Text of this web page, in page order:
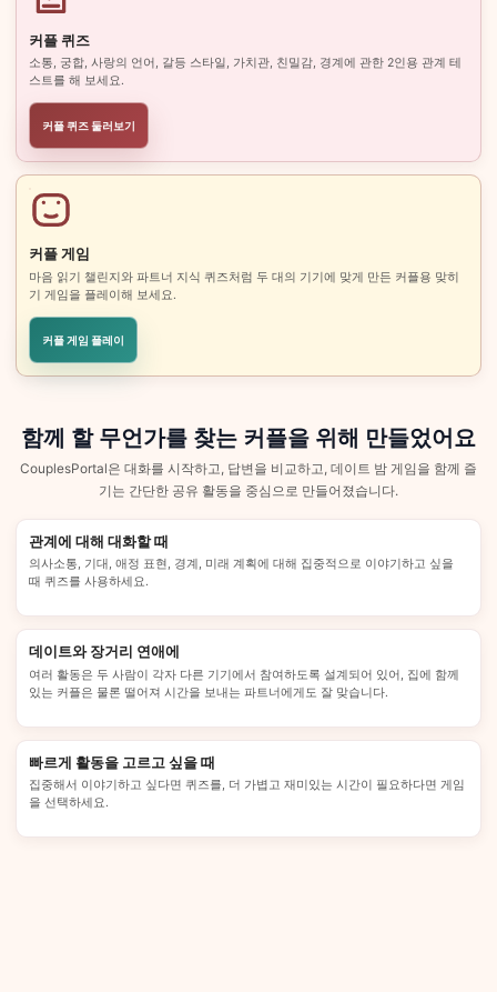
커플 퀴즈
소통, 궁합, 사랑의 언어, 갈등 스타일, 가치관, 친밀감, 경계에 관한 2인용 관계 테
스트를 해 보세요.
커플 퀴즈 둘러보기
커플 게임
마음 읽기 챌린지와 파트너 지식 퀴즈처럼 두 대의 기기에 맞게 만든 커플용 맞히
기 게임을 플레이해 보세요.
커플 게임 플레이
함께 할 무언가를 찾는 커플을 위해 만들었어요
CouplesPortal은 대화를 시작하고, 답변을 비교하고, 데이트 밤 게임을 함께 즐
기는 간단한 공유 활동을 중심으로 만들어졌습니다.
관계에 대해 대화할 때
의사소통, 기대, 애정 표현, 경계, 미래 계획에 대해 집중적으로 이야기하고 싶을
때 퀴즈를 사용하세요.
데이트와 장거리 연애에
여러 활동은 두 사람이 각자 다른 기기에서 참여하도록 설계되어 있어, 집에 함께
있는 커플은 물론 떨어져 시간을 보내는 파트너에게도 잘 맞습니다.
빠르게 활동을 고르고 싶을 때
집중해서 이야기하고 싶다면 퀴즈를, 더 가볍고 재미있는 시간이 필요하다면 게임
을 선택하세요.